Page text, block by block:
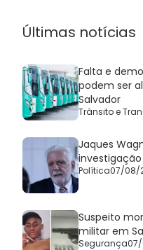
Últimas notícias
Falta e
podem ser
Salvador
Trânsito e
Jaques
Política07/08/
Suspeito
militar em
Segurança